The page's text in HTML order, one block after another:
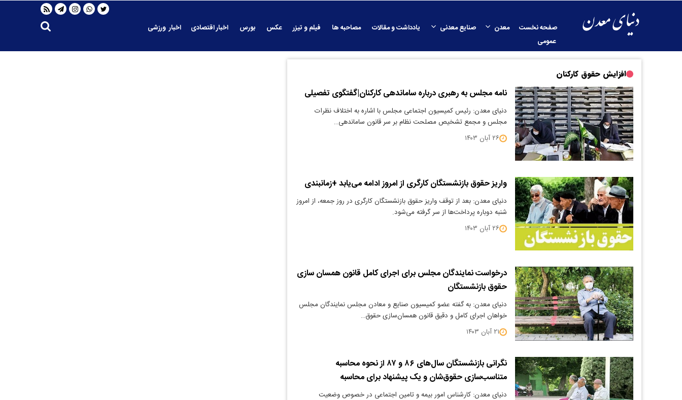
صفحه نخست معدن صنایع معدنی یادداشت و مقالات مصاحبه ها فیلم و تیزر عکس بورس اخبار اقتصادی
اخبار ورزشی
عمومی
افزایش حقوق کارکنان
نامه مجلس به رهبری درباره ساماندهی کارکنان|گفتگوی تفصیلی
دنیای معدن: رئیس کمیسیون اجتماعی مجلس با اشاره به اختلاف نظرات
مجلس و مجمع تشخیص مصلحت نظام بر سر قانون ساماندهی…
۲۶ آبان ۱۴۰۳
واریز حقوق بازنشستگان کارگری از امروز ادامه می‌یابد +زمانبندی
دنیای معدن: بعد از توقف واریز حقوق بازنشستگان کارگری در روز جمعه، از امروز
شنبه دوباره پرداخت‌ها از سر گرفته می‌شود.
۲۶ آبان ۱۴۰۳
درخواست نمایندگان مجلس برای اجرای کامل قانون همسان سازی
حقوق بازنشستگان
دنیای معدن: به گفته عضو کمیسیون صنایع و معادن مجلس نمایندگان مجلس
خواهان اجرای کامل و دقیق قانون همسان‌سازی حقوق…
۲۱ آبان ۱۴۰۳
نگرانی بازنشستگان سال‌های ۸۶ و ۸۷ از نحوه محاسبه
متناسب‌سازی حقوق‌شان و یک پیشنهاد برای محاسبه
دنیای معدن: کارشناس امور بیمه‌ و تامین اجتماعی در خصوص وضعیت